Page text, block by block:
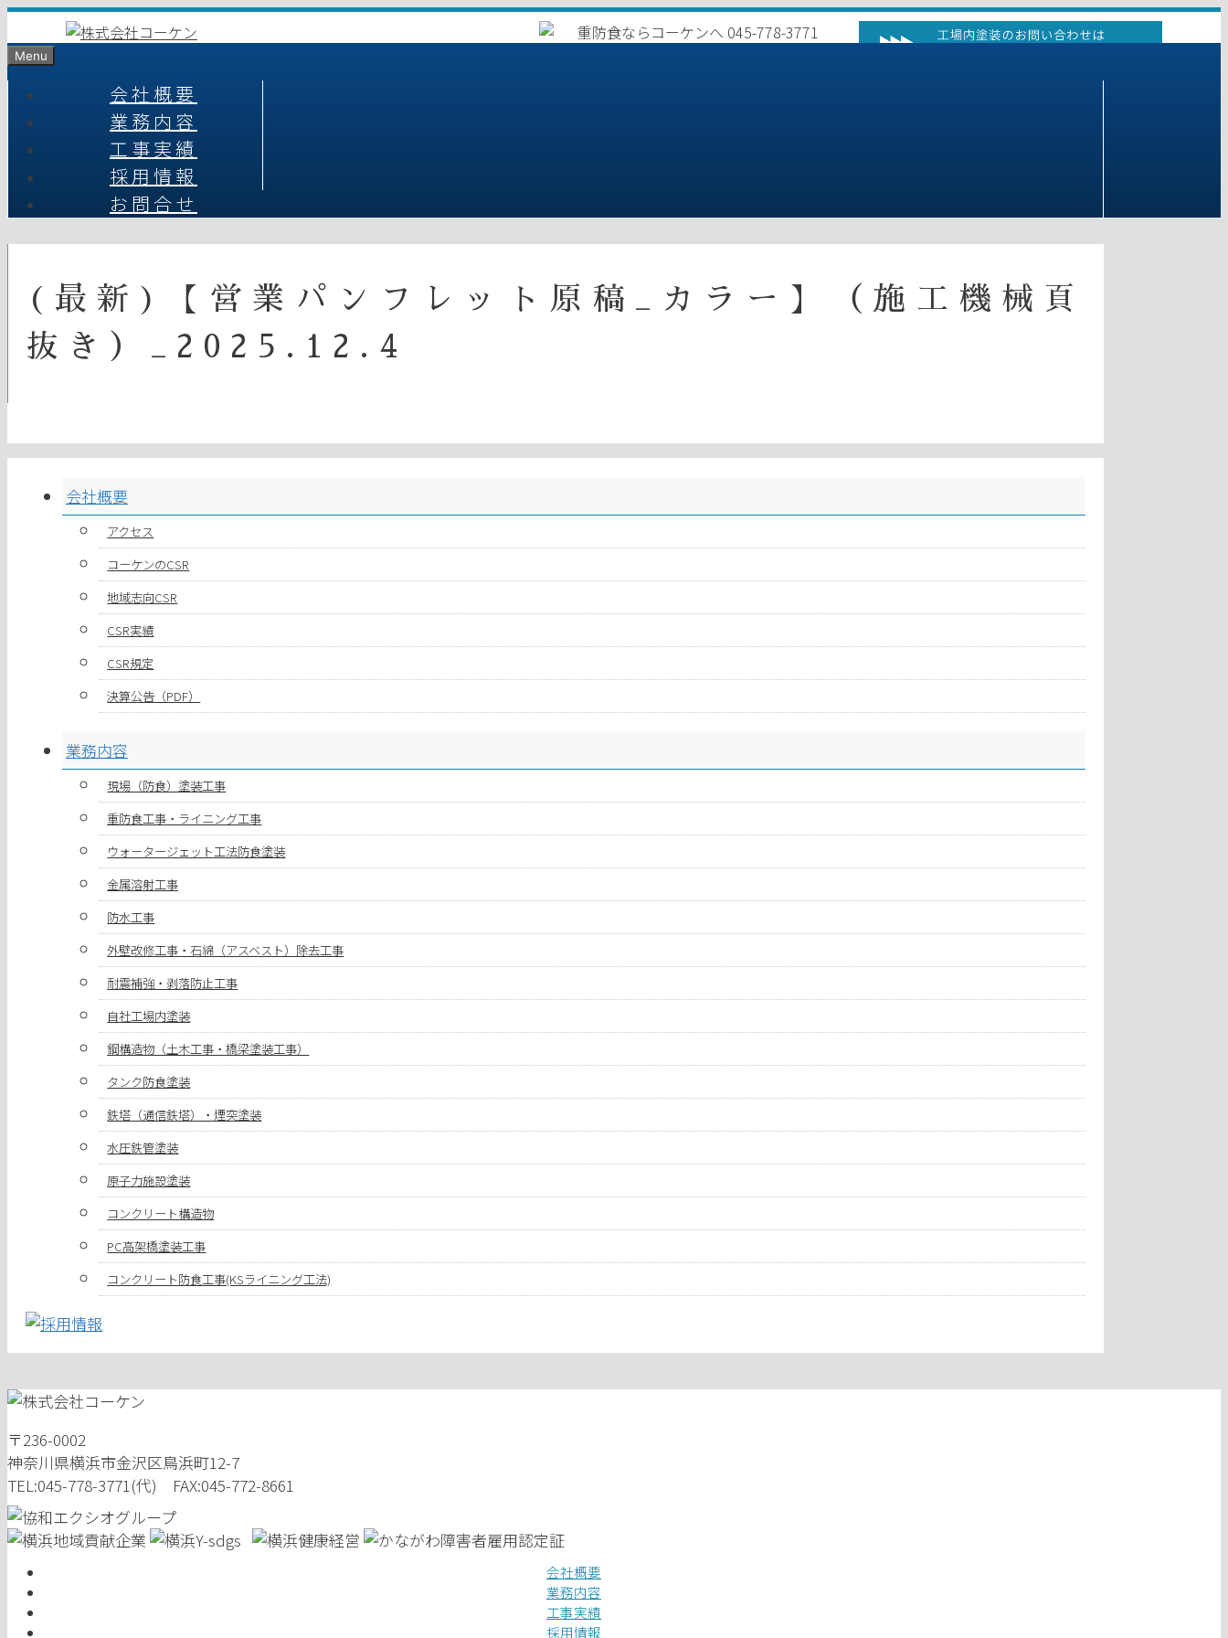
コ
ン
テ
ン
プ
Menu
会社概要
業務内容
工事実績
採用情報
お問合せ
(最新)【営業パンフレット原稿_カラー】（施工機械頁
抜き）_2025.12.4
会社概要
アクセス
コーケンのCSR
地域志向CSR
CSR実績
CSR規定
決算公告（PDF）
業務内容
現場（防食）塗装工事
重防食工事・ライニング工事
ウォータージェット工法防食塗装
金属溶射工事
防水工事
外壁改修工事・石綿（アスベスト）除去工事
耐震補強・剥落防止工事
自社工場内塗装
鋼構造物（土木工事・橋梁塗装工事）
タンク防食塗装
鉄塔（通信鉄塔）・煙突塗装
水圧鉄管塗装
原子力施設塗装
コンクリート構造物
PC高架橋塗装工事
コンクリート防食工事(KSライニング工法)
〒236-0002
神奈川県横浜市金沢区鳥浜町12-7
TEL:045-778-3771(代) FAX:045-772-8661
会社概要
業務内容
工事実績
採用情報